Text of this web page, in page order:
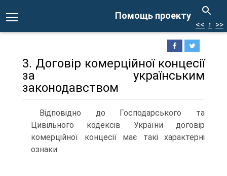
Помощь проекту
<< ↑ >>
3. Договір комерційної концесії
за українським
законодавством
Відповідно до Господарського та
Цивільного кодексів України договір
комерційної концесії має такі характерні
ознаки: